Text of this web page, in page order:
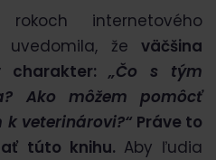
internetového
že väčšina
charakter: „Čo s tým
Ako môžem pomôcť
k veterinárovi?“ Práve to
túto knihu. Aby ľudia